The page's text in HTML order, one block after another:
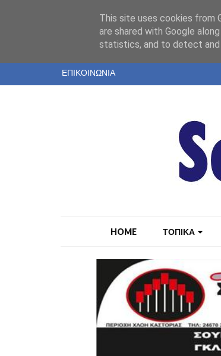
ΤΑΥΤΟΤΗΤΑ
ΕΝΤΥΠΗ ΕΚΔΟΣΗ
ΕΠΙΚΟΙΝΩΝΙΑ
HOME ΤΟΠΙΚΑ
This site uses cookies from
are shared with Google
statistics, and to detect and